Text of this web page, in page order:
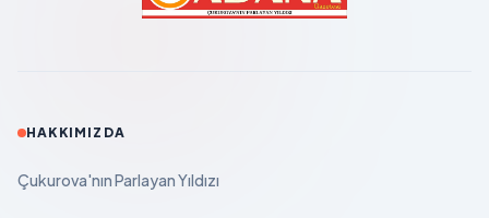
HAKKIMIZDA
Çukurova'nın Parlayan Yıldızı